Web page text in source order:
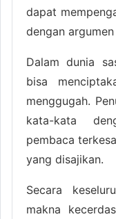
dapat
dengan
Dalam dunia
bisa
menggugah.
kata-kata
pembaca
yang disajikan.
Secara
makna